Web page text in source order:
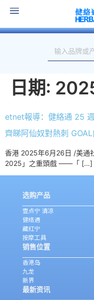
日期:
etnet報導：健絡通 25
齊睇阿仙奴對熱刺
香港 2025年6月26日 /美通
2025」之重頭戲 ——「 […]
选购产品
壹点宁 清凉
健络通
藏红宁
按摩工具
销售位置
香港岛
九龙
新界
最新资讯